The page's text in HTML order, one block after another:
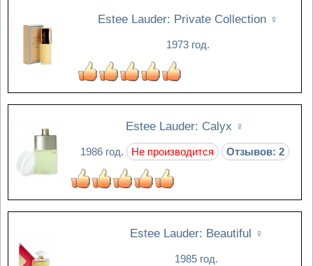
Estee Lauder: Private Collection ♀
1973 год.
Estee Lauder: Calyx ♀
1986 год. Не производится Отзывов: 2
Estee Lauder: Beautiful ♀
1985 год.